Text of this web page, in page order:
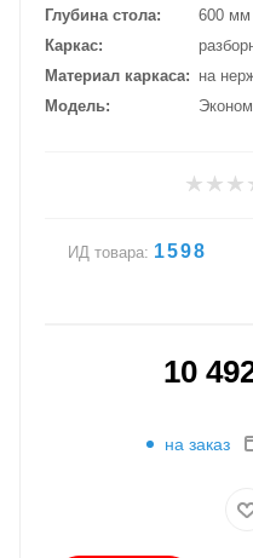
Глубина стола
600 мм
Каркас
Материал каркаса
на
Модель
ИД товара: 1598
10
на заказ